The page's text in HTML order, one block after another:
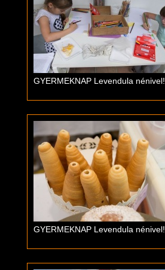
GYERMEKNAP Levendula nénivel!
GYERMEKNAP Levendula nénivel!